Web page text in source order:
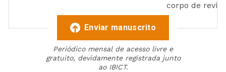
corpo de
Enviar manuscrito
Periódico mensal de acesso livre e
gratuito, devidamente registrada junto
ao IBICT.